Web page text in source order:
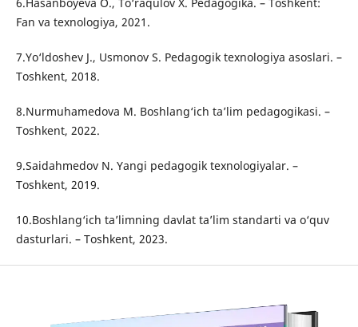
Fan va texnologiya, 2021.
7.Yo‘ldoshev J., Usmonov S. Pedagogik texnologiya asoslari. –
Toshkent, 2018.
8.Nurmuhamedova M. Boshlang‘ich ta’lim pedagogikasi. –
Toshkent, 2022.
9.Saidahmedov N. Yangi pedagogik texnologiyalar. –
Toshkent, 2019.
10.Boshlang‘ich ta’limning davlat ta’lim standarti va o‘quv
dasturlari. – Toshkent, 2023.